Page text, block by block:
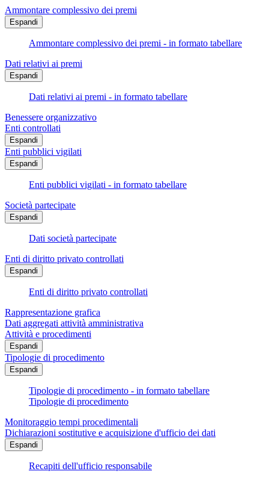
Ammontare complessivo dei premi
Espandi
Ammontare complessivo dei premi - in formato tabellare
Dati relativi ai premi
Espandi
Dati relativi ai premi - in formato tabellare
Benessere organizzativo
Enti controllati
Espandi
Enti pubblici vigilati
Espandi
Enti pubblici vigilati - in formato tabellare
Società partecipate
Espandi
Dati società partecipate
Enti di diritto privato controllati
Espandi
Enti di diritto privato controllati
Rappresentazione grafica
Dati aggregati attività amministrativa
Attività e procedimenti
Espandi
Tipologie di procedimento
Espandi
Tipologie di procedimento - in formato tabellare
Tipologie di procedimento
Monitoraggio tempi procedimentali
Dichiarazioni sostitutive e acquisizione d'ufficio dei dati
Espandi
Recapiti dell'ufficio responsabile